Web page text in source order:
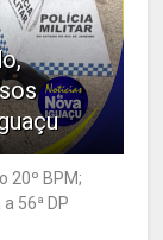
20º BPM;
56ª DP